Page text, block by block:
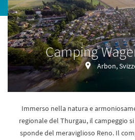
Camping
Arbon,
Immerso nella natura e
regionale del Thurgau, il campeggio
sponde del meraviglioso Reno. Il